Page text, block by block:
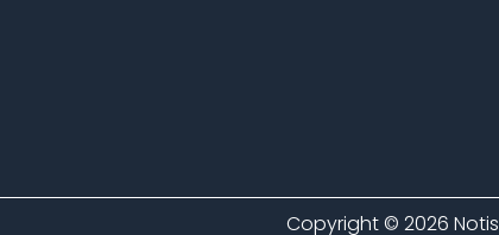
Copyright © 2026 Notis